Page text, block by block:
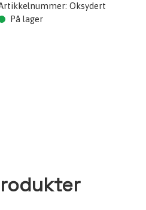
Oksydert
På lager